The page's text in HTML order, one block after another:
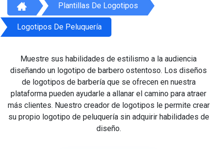
Plantillas De Logotipos
Logotipos De Peluquería
Muestre sus habilidades de estilismo a la audiencia
diseñando un logotipo de barbero ostentoso. Los diseños
de logotipos de barbería que se ofrecen en nuestra
plataforma pueden ayudarle a allanar el camino para atraer
más clientes. Nuestro creador de logotipos le permite crear
su propio logotipo de peluquería sin adquirir habilidades de
diseño.